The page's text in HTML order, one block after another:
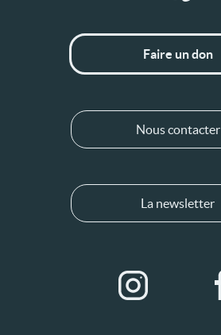
Faire un don
Nous contacter
La newsletter